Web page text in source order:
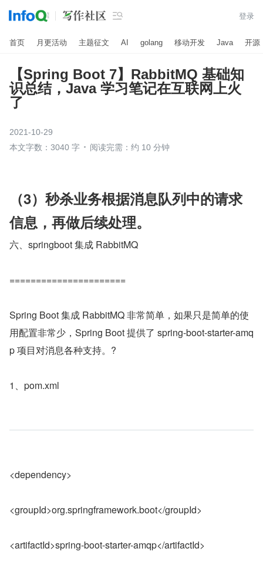
 登录
首页 月更活动 主题征文 AI golang 移动开发 Java 开源
【Spring Boot 7】RabbitMQ 基础知
识总结，Java 学习笔记在互联网上火
了
2021-10-29
本文字数：3040 字
阅读完需：约 10 分钟
（3）秒杀业务根据消息队列中的请求
信息，再做后续处理。
六、springboot 集成 RabbitMQ
======================
Spring Boot 集成 RabbitMQ 非常简单，如果只是简单的使
用配置非常少，Spring Boot 提供了 spring-boot-starter-amq
p 项目对消息各种支持。?
1、pom.xml
<dependency>
<groupId>org.springframework.boot</groupId>
<artifactId>spring-boot-starter-amqp</artifactId>